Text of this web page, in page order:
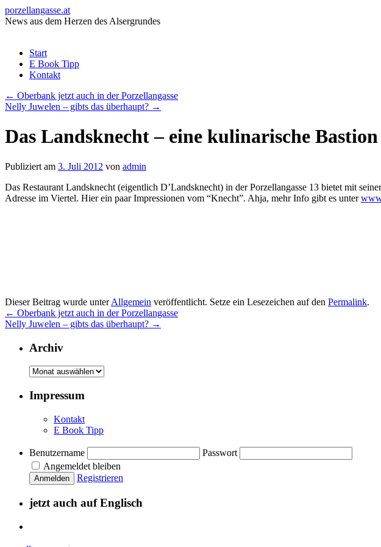
porzellangasse.at
News aus dem Herzen des Alsergrundes
Zum
Inhalt
springen
Start
E Book Tipp
Kontakt
← Oberbank jetzt auch in der Porzellangasse
Nelly Juwelen – gibts das überhaupt? →
Das Landsknecht – eine kulinarische
Publiziert am 3. Juli 2012 von admin
Das Restaurant Landsknecht (eigentlich D’Landsknecht) in der Porzellangasse 13 bietet mit
Adresse im Viertel. Hier ein paar Impressionen vom “Knecht”. Ahja, mehr Info gibt es unter
Dieser Beitrag wurde unterAllgemein veröffentlicht. Setze ein Lesezeichen auf den Permalink.
← Oberbank jetzt auch in der Porzellangasse
Nelly Juwelen – gibts das überhaupt? →
Archiv
Archiv
Impressum
Kontakt
E Book Tipp
Benutzername
Passwort
Angemeldet bleiben
Registrieren
jetzt auch auf Englisch